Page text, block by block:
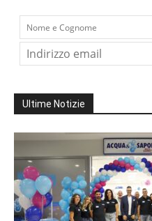
Ultime Notizie